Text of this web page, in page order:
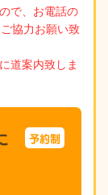
で、お電話の
協力お願い致
道案内致しま
予約制